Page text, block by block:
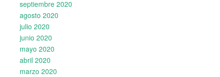
septiembre 2020
agosto 2020
julio 2020
junio 2020
mayo 2020
abril 2020
marzo 2020